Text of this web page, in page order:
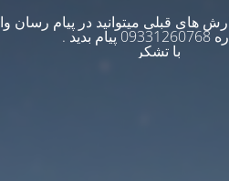
قبلی میتوانید در پیام رسان
بدید .
با تشکر